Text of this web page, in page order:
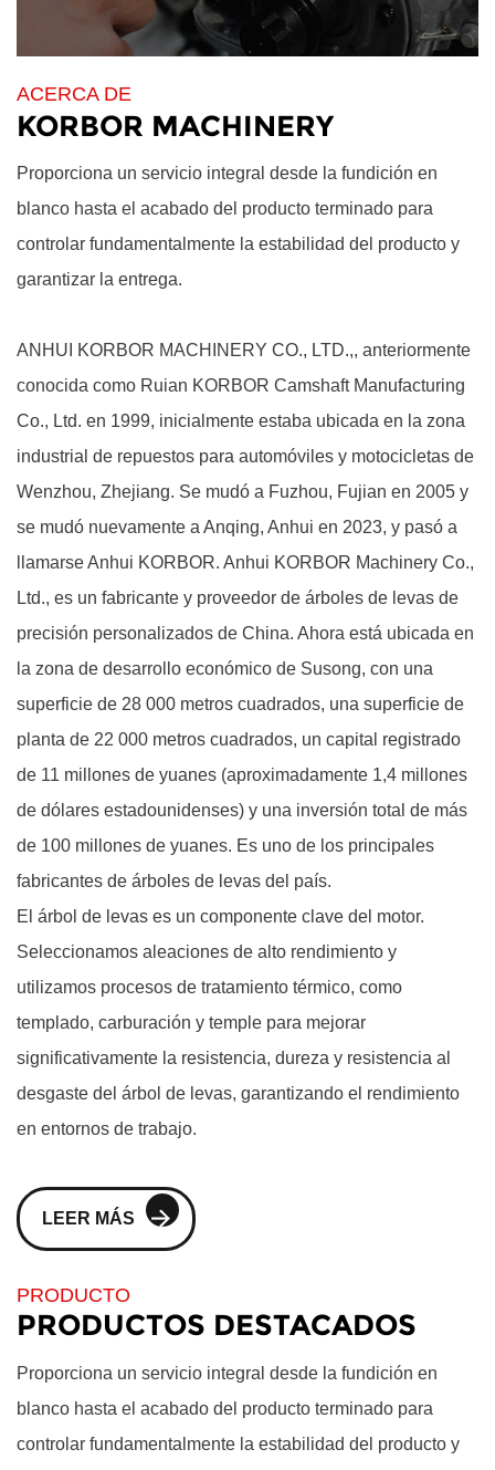
ACERCA DE
KORBOR MACHINERY
Proporciona un servicio integral desde la fundición en
blanco hasta el acabado del producto terminado para
controlar fundamentalmente la estabilidad del producto y
garantizar la entrega.
ANHUI KORBOR MACHINERY CO., LTD.,, anteriormente
conocida como Ruian KORBOR Camshaft Manufacturing
Co., Ltd. en 1999, inicialmente estaba ubicada en la zona
industrial de repuestos para automóviles y motocicletas de
Wenzhou, Zhejiang. Se mudó a Fuzhou, Fujian en 2005 y
se mudó nuevamente a Anqing, Anhui en 2023, y pasó a
llamarse Anhui KORBOR. Anhui KORBOR Machinery Co.,
Ltd., es un fabricante y proveedor de árboles de levas de
precisión personalizados de China. Ahora está ubicada en
la zona de desarrollo económico de Susong, con una
superficie de 28 000 metros cuadrados, una superficie de
planta de 22 000 metros cuadrados, un capital registrado
de 11 millones de yuanes (aproximadamente 1,4 millones
de dólares estadounidenses) y una inversión total de más
de 100 millones de yuanes. Es uno de los principales
fabricantes de árboles de levas del país.
El árbol de levas es un componente clave del motor.
Seleccionamos aleaciones de alto rendimiento y
utilizamos procesos de tratamiento térmico, como
templado, carburación y temple para mejorar
significativamente la resistencia, dureza y resistencia al
desgaste del árbol de levas, garantizando el rendimiento
en entornos de trabajo.
LEER MÁS
PRODUCTO
PRODUCTOS DESTACADOS
Proporciona un servicio integral desde la fundición en
blanco hasta el acabado del producto terminado para
controlar fundamentalmente la estabilidad del producto y